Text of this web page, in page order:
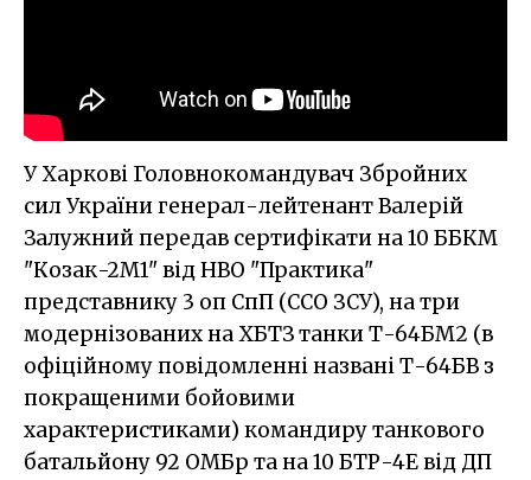
У Харкові Головнокомандувач Збройних
сил України генерал-лейтенант Валерій
Залужний передав сертифікати на 10 ББКМ
"Козак-2М1" від НВО "Практика"
представнику 3 оп СпП (ССО ЗСУ), на три
модернізованих на ХБТЗ танки Т-64БМ2 (в
офіційному повідомленні названі Т-64БВ з
покращеними бойовими
характеристиками) командиру танкового
батальйону 92 ОМБр та на 10 БТР-4Е від ДП